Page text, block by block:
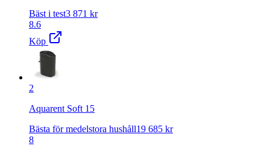
Bäst i test3 871 kr
8.6
Köp
2
Aquarent Soft 15
Bästa för medelstora hushåll19 685 kr
8